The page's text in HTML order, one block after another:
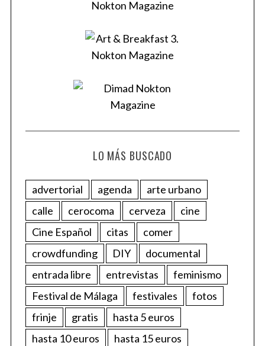
LO MÁS BUSCADO
advertorial agenda
arte urbano
calle
cerocoma cerveza
cine
Cine Español
citas
comer
crowdfunding
DIY
documental
entrada libre
entrevistas
feminismo
Festival de Málaga
festivales
fotos
frinje
gratis
hasta 5 euros
hasta 10 euros
hasta 15 euros